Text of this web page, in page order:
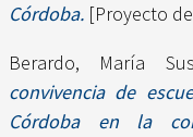
Córdoba. [Proyecto
Berardo, María
convivencia de
Córdoba en la